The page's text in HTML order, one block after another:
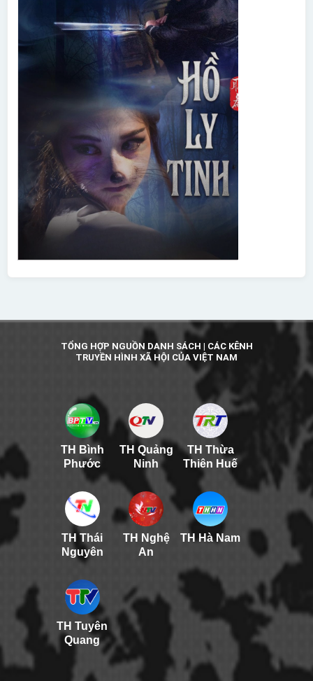
TỔNG HỢP NGUỒN DANH SÁCH | CÁC KÊNH
TRUYỀN HÌNH XÃ HỘI CỦA VIỆT NAM
TH Bình
Phước
TH Quảng
Ninh
TH Thừa
Thiên Huế
TH Thái
Nguyên
TH Nghệ
An
TH Hà Nam
TH Tuyên
Quang